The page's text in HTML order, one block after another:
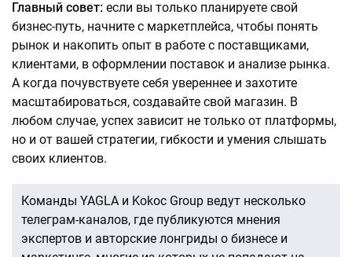
Главный совет: если вы только планируете свой
бизнес-путь, начните с маркетплейса, чтобы понять
рынок и накопить опыт в работе с поставщиками,
клиентами, в оформлении поставок и анализе рынка.
А когда почувствуете себя увереннее и захотите
масштабироваться, создавайте свой магазин. В
любом случае, успех зависит не только от платформы,
но и от вашей стратегии, гибкости и умения слышать
своих клиентов.
Команды YAGLA и Kokoc Group ведут несколько
телеграм-каналов, где публикуются мнения
экспертов и авторские лонгриды о бизнесе и